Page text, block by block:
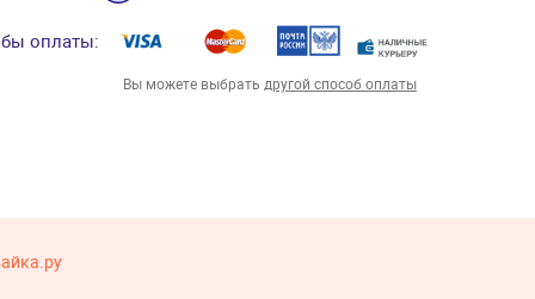
оплаты:
Вы можете выбрать другой способ оплаты